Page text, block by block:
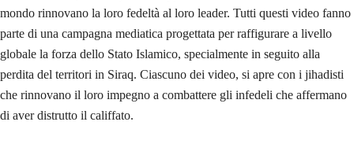
mondo rinnovano la loro fedeltà al loro leader. Tutti questi video fanno
parte di una campagna mediatica progettata per raffigurare a livello
globale la forza dello Stato Islamico, specialmente in seguito alla
perdita del territori in Siraq. Ciascuno dei video, si apre con i jihadisti
che rinnovano il loro impegno a combattere gli infedeli che affermano
di aver distrutto il califfato.